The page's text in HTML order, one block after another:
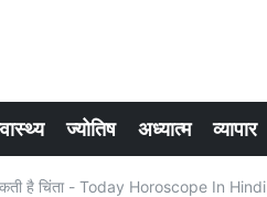
ज्योतिष अध्यात्म व्यापार
है चिंता - Today Horoscope In Hindi